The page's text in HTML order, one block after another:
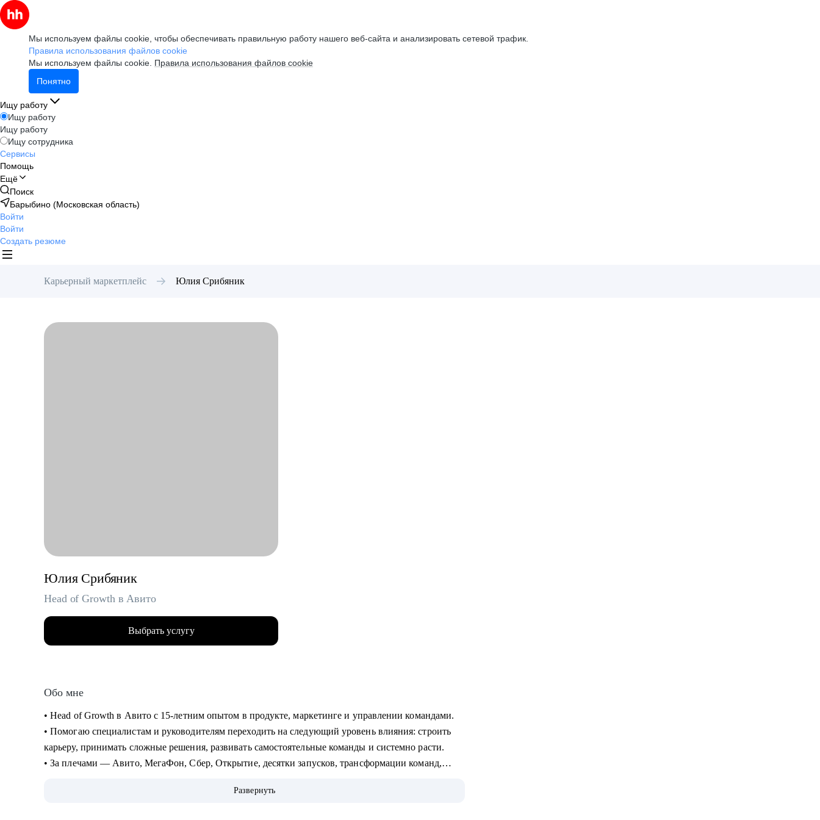
Мы используем файлы cookie, чтобы обеспечивать правильную работу нашего веб-сайта и анализировать сетевой трафик.
Правила использования файлов cookie
Мы используем файлы cookie. Правила использования файлов cookie
Понятно
Ищу работу
Ищу работу
Ищу работу
Ищу сотрудника
Сервисы
Помощь
Ещё
Поиск
Барыбино (Московская область)
Войти
Войти
Создать резюме
Карьерный маркетплейс Юлия Срибяник
Юлия Срибяник
Head of Growth в Авито
Выбрать услугу
Обо мне
• Head of Growth в Авито с 15-летним опытом в продукте, маркетинге и управлении командами.
• Помогаю специалистам и руководителям переходить на следующий уровень влияния: строить
карьеру, принимать сложные решения, развивать самостоятельные команды и системно расти.
• За плечами — Авито, МегаФон, Сбер, Открытие, десятки запусков, трансформации команд,
Развернуть